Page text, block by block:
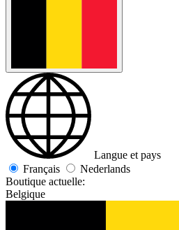
Langue et pays
Français
Nederlands
Boutique actuelle:
Belgique